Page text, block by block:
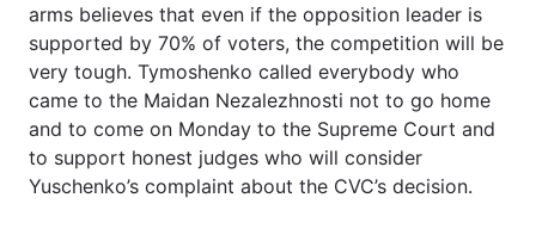
Техно і зв'язок Лайт
Зброя Інциденти
Здоров'я Туризм
Цікавинки Погода
arms believes that even if the opposition leader is
supported by 70% of voters, the competition will be
very tough. Tymoshenko called everybody who
came to the Maidan Nezalezhnosti not to go home
and to come on Monday to the Supreme Court and
to support honest judges who will consider
Yuschenko’s complaint about the CVC’s decision.